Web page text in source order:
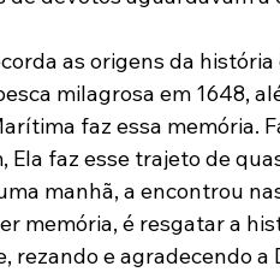
as origens da
milagrosa em 1648,
faz essa memória.
Ela faz esse trajeto de
manhã, a encontrou
memória, é resgatar a
rezando e agradecendo a